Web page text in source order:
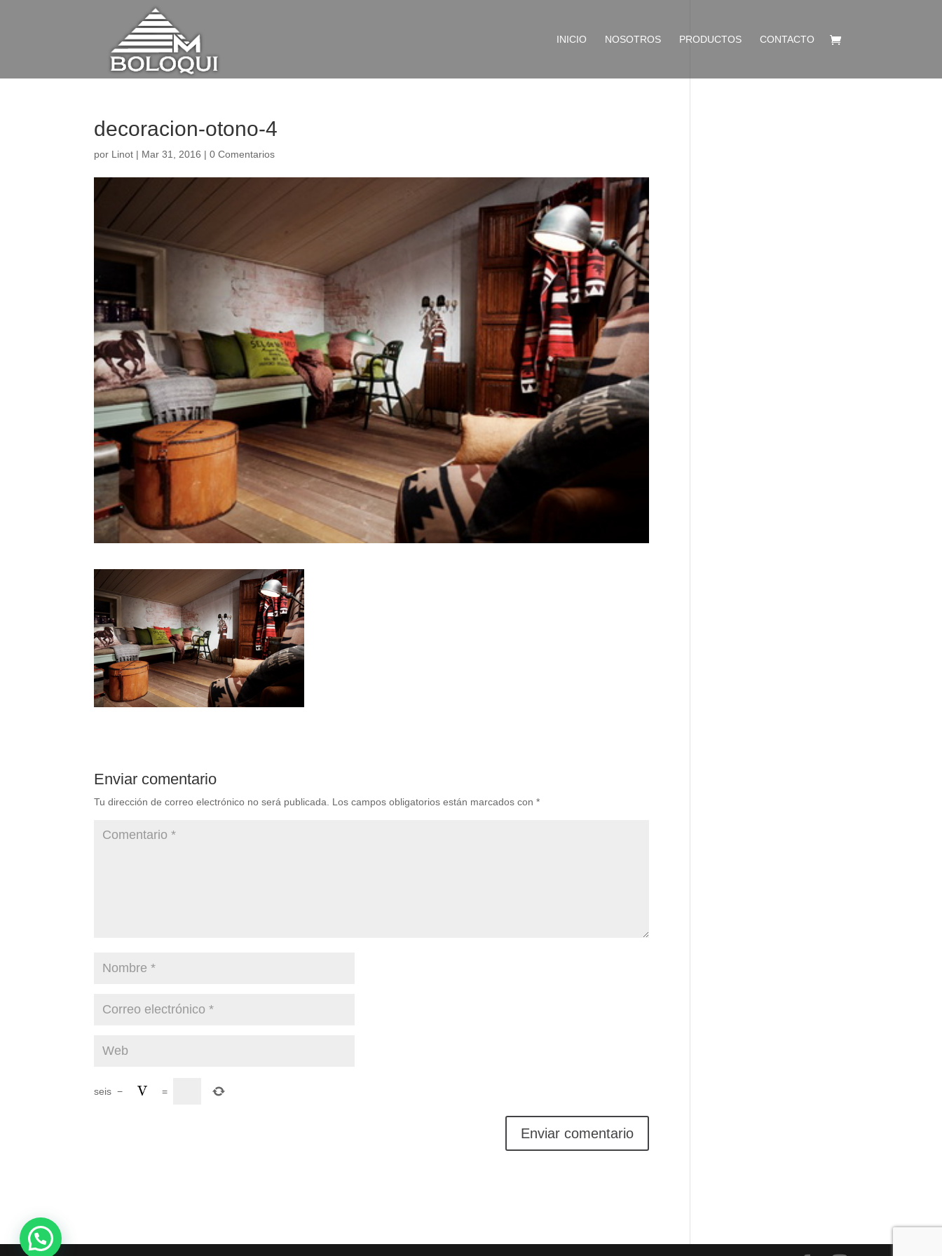
INICIO NOSOTROS PRODUCTOS CONTACTO
decoracion-otono-4
por Linot | Mar 31, 2016 |0 Comentarios
Enviar comentario
Tu dirección de correo electrónico no será publicada. Los campos obligatorios están marcados con*
seis − =